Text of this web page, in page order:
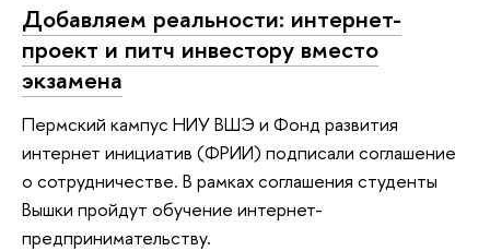
Добавляем реальности: интернет-
проект и питч инвестору вместо
экзамена
Пермский кампус НИУ ВШЭ и Фонд развития
интернет инициатив (ФРИИ) подписали соглашение
о сотрудничестве. В рамках соглашения студенты
Вышки пройдут обучение интернет-
предпринимательству.